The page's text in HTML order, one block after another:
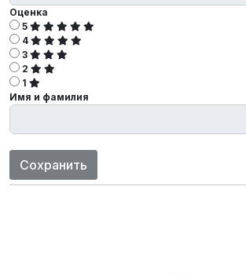
Оценка
5
4
3
2
1
Имя и фамилия
Сохранить